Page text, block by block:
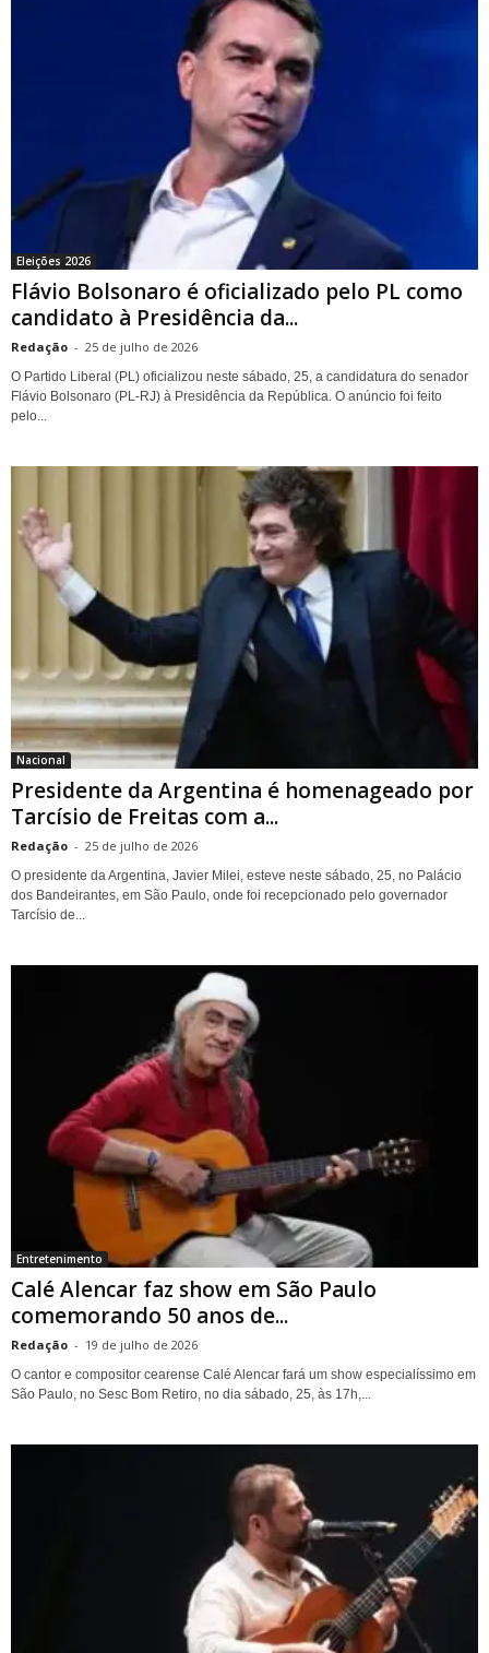
Eleições 2026
Flávio Bolsonaro é oficializado pelo PL como
candidato à Presidência da...
Redação - 25 de julho de 2026
O Partido Liberal (PL) oficializou neste sábado, 25, a candidatura do senador
Flávio Bolsonaro (PL-RJ) à Presidência da República. O anúncio foi feito
pelo...
Nacional
Presidente da Argentina é homenageado por
Tarcísio de Freitas com a...
Redação - 25 de julho de 2026
O presidente da Argentina, Javier Milei, esteve neste sábado, 25, no Palácio
dos Bandeirantes, em São Paulo, onde foi recepcionado pelo governador
Tarcísio de...
Entretenimento
Calé Alencar faz show em São Paulo
comemorando 50 anos de...
Redação - 19 de julho de 2026
O cantor e compositor cearense Calé Alencar fará um show especialíssimo em
São Paulo, no Sesc Bom Retiro, no dia sábado, 25, às 17h,...